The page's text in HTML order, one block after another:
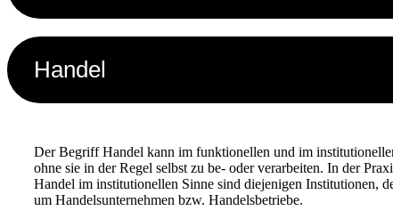
Handel
Der Begriff Handel kann im funktionellen und im
ohne sie in der Regel selbst zu be- oder verarbeiten. In der
Handel im institutionellen Sinne sind diejenigen Institutionen,
um Handelsunternehmen bzw. Handelsbetriebe.